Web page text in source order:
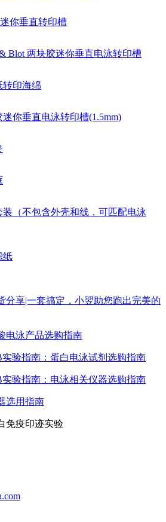
你垂直转印槽
Blot 两块胶迷你垂直电泳转印槽
转印海绵
迷你垂直电泳转印槽(1.5mm)
装（不包含外壳和线，可匹配电泳
纸
分享|一套搞定，小翌助您跑出完美的
电泳产品选购指南
实验指南：蛋白电泳试剂选购指南
实验指南：电泳相关仪器选购指南
选用指南
免疫印迹实验